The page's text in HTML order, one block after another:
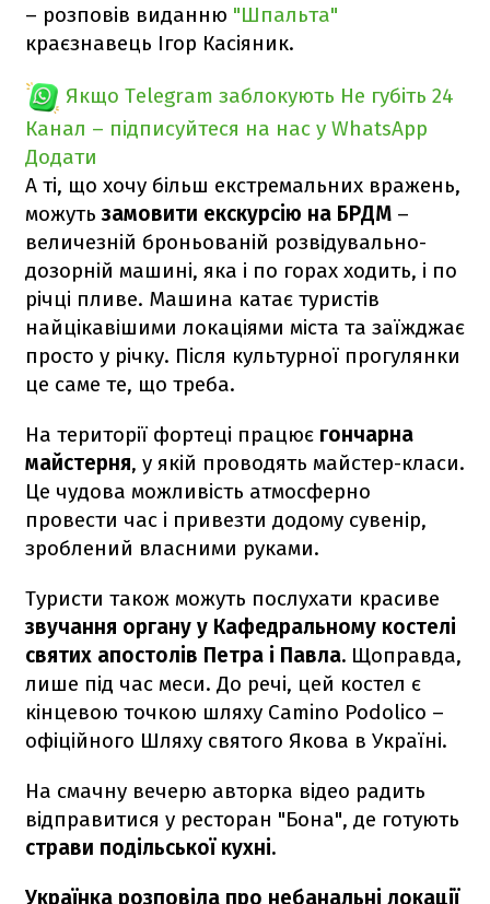
– розповів виданню "Шпальта"
краєзнавець Ігор Касіяник.
Якщо Telegram заблокують Не губіть 24
Канал – підписуйтеся на нас у WhatsApp
Додати
А ті, що хочу більш екстремальних вражень,
можуть замовити екскурсію на БРДМ –
величезній броньованій розвідувально-
дозорній машині, яка і по горах ходить, і по
річці пливе. Машина катає туристів
найцікавішими локаціями міста та заїжджає
просто у річку. Після культурної прогулянки
це саме те, що треба.
На території фортеці працює гончарна
майстерня, у якій проводять майстер-класи.
Це чудова можливість атмосферно
провести час і привезти додому сувенір,
зроблений власними руками.
Туристи також можуть послухати красиве
звучання органу у Кафедральному костелі
святих апостолів Петра і Павла. Щоправда,
лише під час меси. До речі, цей костел є
кінцевою точкою шляху Camino Podolico –
офіційного Шляху святого Якова в Україні.
На смачну вечерю авторка відео радить
відправитися у ресторан "Бона", де готують
страви подільської кухні.
Українка розповіла про небанальні локації